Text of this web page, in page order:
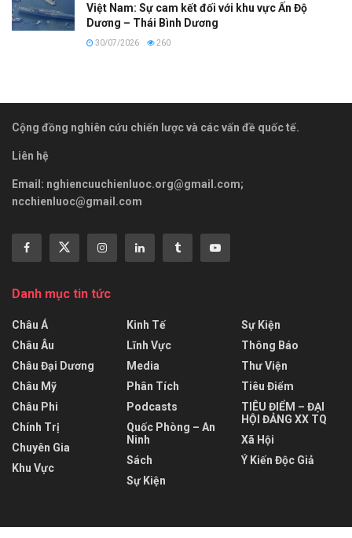
Việt Nam: Sự cam kết đối với khu vực Ấn Độ
Dương – Thái Bình Dương
30/07/2026 260
Cộng đồng nghiên cứu chiến lược và các vấn đề quốc tế.
Liên hệ
Email: nghiencuuchienluoc.org@gmail.com;
ncchienluoc@gmail.com
Danh mục tin tức
Châu Á
Châu Âu
Châu Đại Dương
Châu Mỹ
Châu Phi
Chính Trị
Chuyên Gia
Khu Vực
Kinh Tế
Lĩnh Vực
Media
Phân Tích
Podcasts
Quốc Phòng – An
Ninh
Sách
Sự Kiện
Sự Kiện
Thông Báo
Thư Viện
Tiêu Điểm
TIÊU ĐIỂM – ĐẠI
HỘI ĐẢNG XX TQ
Xã Hội
Ý Kiến Độc Giả